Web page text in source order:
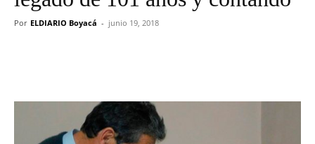
Por ELDIARIO Boyacá - junio 19, 2018